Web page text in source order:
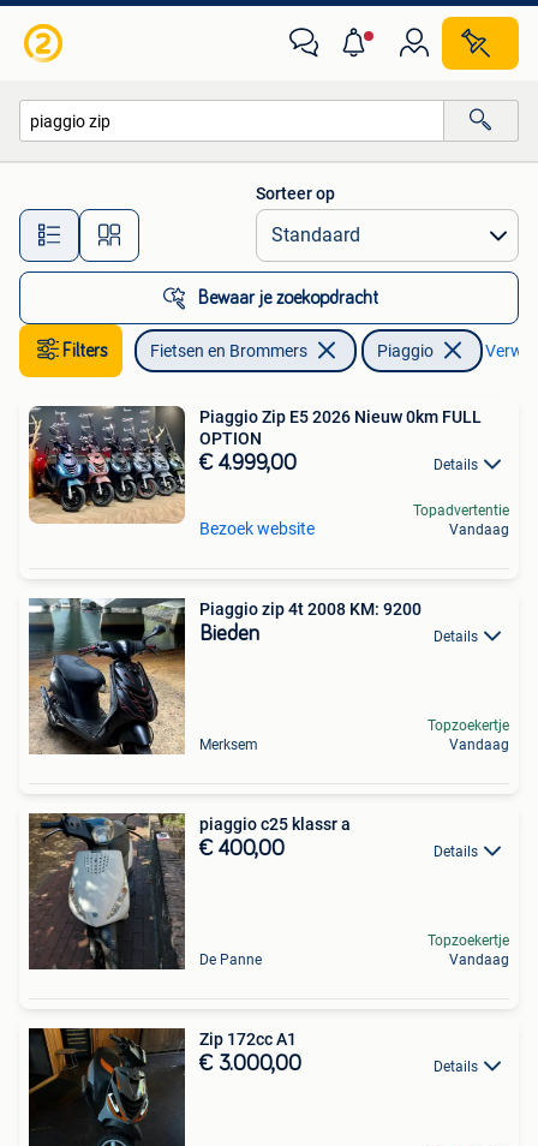
Alle afstanden…
Sorteer op
Bewaar je zoekopdracht
Filters Fietsen en Brommers Piaggio
Piaggio Zip E5 2026 Nieuw 0km FULL
OPTION
€ 4.999,00 Details
Bezoek website
Topadvertentie
Vandaag
Piaggio zip 4t 2008 KM: 9200
Bieden Details
Merksem
Topzoekertje
Vandaag
piaggio c25 klassr a
€ 400,00 Details
De Panne
Topzoekertje
Vandaag
Zip 172cc A1
€ 3.000,00 Details